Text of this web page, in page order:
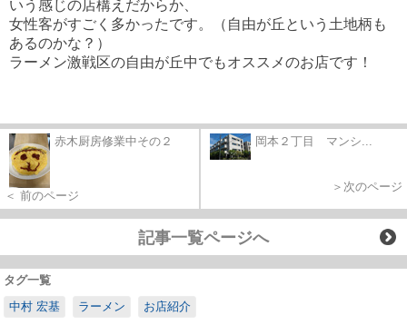
いう感じの店構えだからか、
女性客がすごく多かったです。（自由が丘という土地柄も
あるのかな？）
ラーメン激戦区の自由が丘中でもオススメのお店です！
赤木厨房修業中その２
＜ 前のページ
岡本２丁目 マンシ...
＞次のページ
記事一覧ページへ
タグ一覧
中村 宏基
ラーメン お店紹介